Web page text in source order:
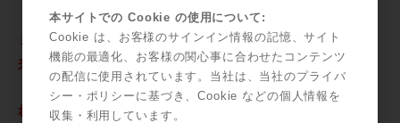
・オーディオとMIDIトラックはもちろん、編集データ、
ミキシング情報、オートメーション情報などがコラボ出
来ます。
・メタデータによる管理で変更の履歴が自動的に保存さ
れます。
本サイトでの Cookie の使用について:
Cookie は、お客様のサインイン情報の記憶、サイト
機能の最適化、お客様の関心事に合わせたコンテンツ
の配信に使用されています。当社は、当社のプライバ
シー・ポリシーに基づき、Cookie などの個人情報を
収集・利用しています。